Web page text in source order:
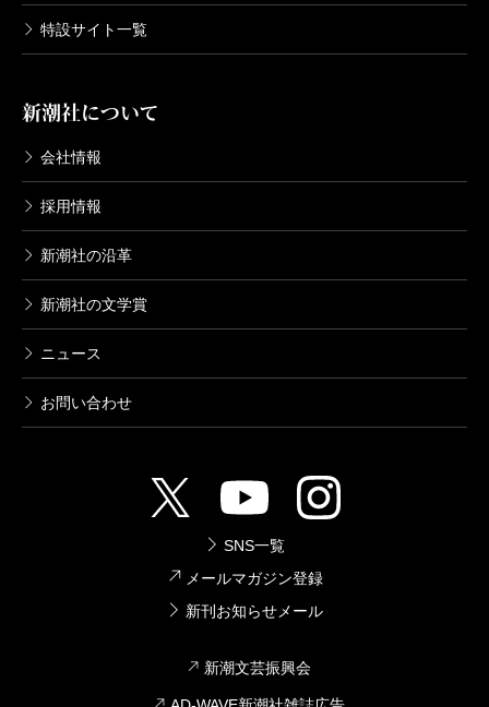
特設サイト一覧
新潮社について
会社情報
採用情報
新潮社の沿革
新潮社の文学賞
ニュース
お問い合わせ
SNS一覧
メールマガジン登録
新刊お知らせメール
新潮文芸振興会